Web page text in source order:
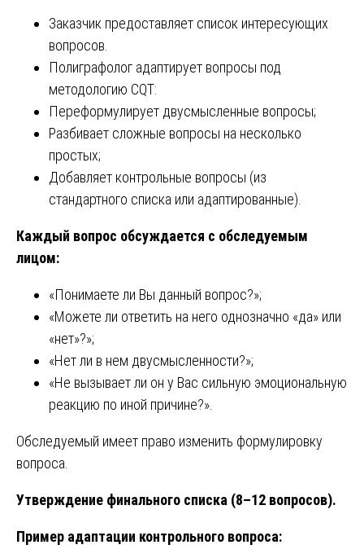
Заказчик предоставляет список интересующих
вопросов.
Полиграфолог адаптирует вопросы под
методологию CQT:
Переформулирует двусмысленные вопросы;
Разбивает сложные вопросы на несколько
простых;
Добавляет контрольные вопросы (из
стандартного списка или адаптированные).
Каждый вопрос обсуждается с обследуемым
лицом:
«Понимаете ли Вы данный вопрос?»;
«Можете ли ответить на него однозначно «да» или
«нет»?»;
«Нет ли в нем двусмысленности?»;
«Не вызывает ли он у Вас сильную эмоциональную
реакцию по иной причине?».
Обследуемый имеет право изменить формулировку
вопроса.
Утверждение финального списка (8–12 вопросов).
Пример адаптации контрольного вопроса: